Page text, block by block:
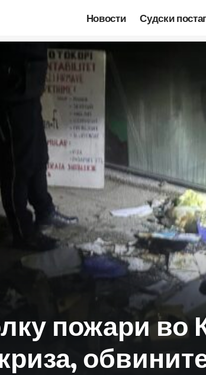
Новости Судски
пожари во